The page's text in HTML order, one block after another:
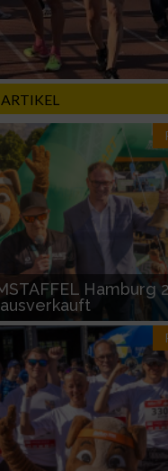
Hamburg
Zielgruppen durch
von Daten aus
Quellen
und Verbesserung der
reduzierter Daten zur
genauer Standortdaten
von aktiv angeforderten
identifizieren